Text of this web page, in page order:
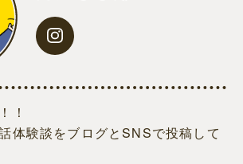
！
体験談をブログとSNSで投稿して